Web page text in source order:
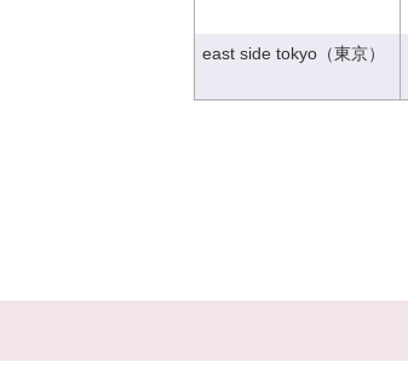
east side tokyo（東京）